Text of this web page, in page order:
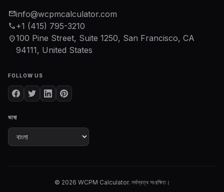
mailinfo@wcpmcalculator.com
phone+1 (415) 795-3210
location_on100 Pine Street, Suite 1250, San Francisco, CA
94111, United States
FOLLOW US
ভাষা
© 2026 WCPM Calculator. সর্বস্বত্ব সংরক্ষিত।